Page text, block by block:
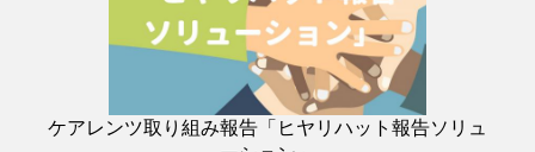
ケアレンツ取り組み報告「ヒヤリハット報告ソリュ